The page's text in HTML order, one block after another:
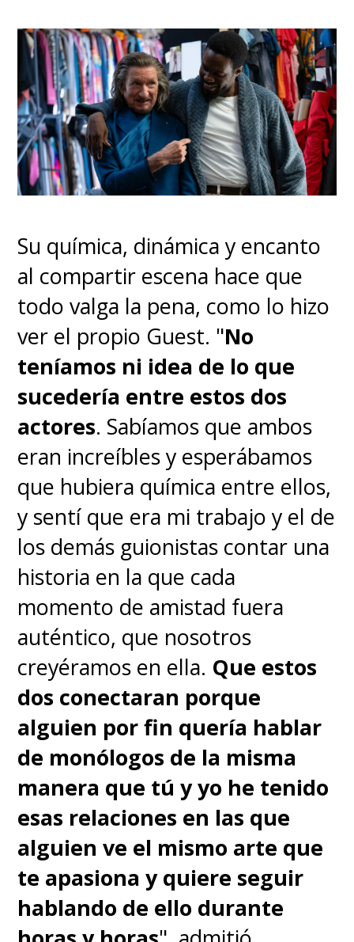
Su química, dinámica y encanto
al compartir escena hace que
todo valga la pena, como lo hizo
ver el propio Guest. "No
teníamos ni idea de lo que
sucedería entre estos dos
actores. Sabíamos que ambos
eran increíbles y esperábamos
que hubiera química entre ellos,
y sentí que era mi trabajo y el de
los demás guionistas contar una
historia en la que cada
momento de amistad fuera
auténtico, que nosotros
creyéramos en ella. Que estos
dos conectaran porque
alguien por fin quería hablar
de monólogos de la misma
manera que tú y yo he tenido
esas relaciones en las que
alguien ve el mismo arte que
te apasiona y quiere seguir
hablando de ello durante